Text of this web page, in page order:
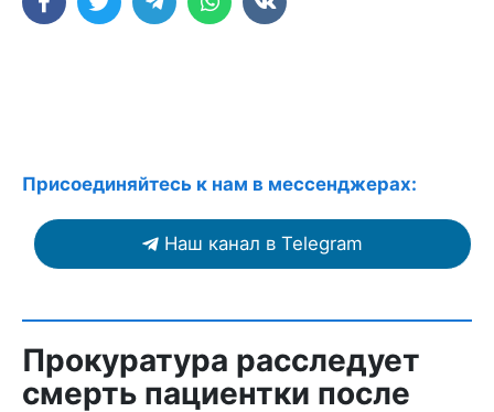
Присоединяйтесь к нам в мессенджерах:
Наш канал в Telegram
Прокуратура расследует
смерть пациентки после